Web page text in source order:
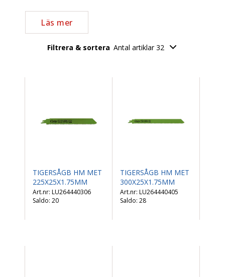
Läs mer
Filtrera & sortera Antal artiklar 32
TIGERSÅGB HM MET
225X25X1.75MM
LU264440306
Saldo: 20
TIGERSÅGB HM MET
300X25X1.75MM
LU264440405
Saldo: 28